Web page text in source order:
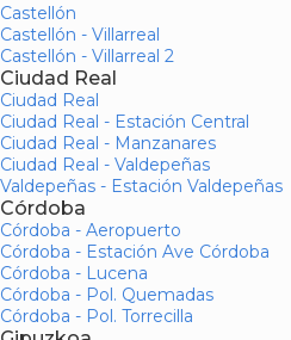
Castellón
Castellón - Villarreal
Castellón - Villarreal 2
Ciudad Real
Ciudad Real
Ciudad Real - Estación Central
Ciudad Real - Manzanares
Ciudad Real - Valdepeñas
Valdepeñas - Estación Valdepeñas
Córdoba
Córdoba - Aeropuerto
Córdoba - Estación Ave Córdoba
Córdoba - Lucena
Córdoba - Pol. Quemadas
Córdoba - Pol. Torrecilla